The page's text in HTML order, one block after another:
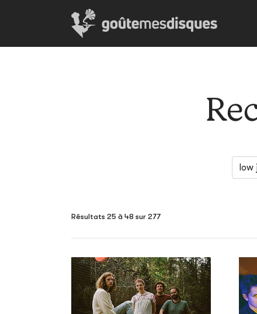
Résultats 25 à 48 sur 277